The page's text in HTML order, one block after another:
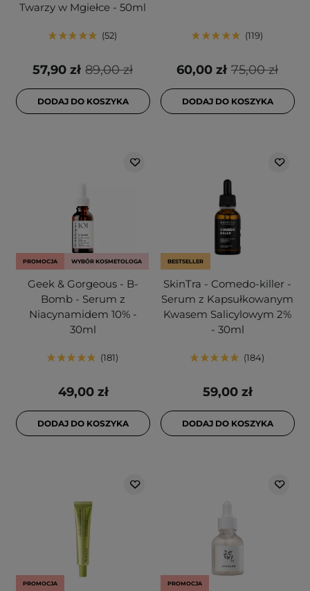
Twarzy w Mgiełce - 50ml
52
89,00 zł
57,90 zł
DODAJ DO KOSZYKA
119
75,00 zł
60,00 zł
DODAJ DO KOSZYKA
PROMOCJA WYBÓR KOSMETOLOGA
Geek & Gorgeous - B-
Bomb - Serum z
Niacynamidem 10% -
30ml
181
49,00 zł
DODAJ DO KOSZYKA
BESTSELLER
SkinTra - Comedo-killer -
Serum z Kapsułkowanym
Kwasem Salicylowym 2%
- 30ml
184
59,00 zł
DODAJ DO KOSZYKA
PROMOCJA PROMOCJA